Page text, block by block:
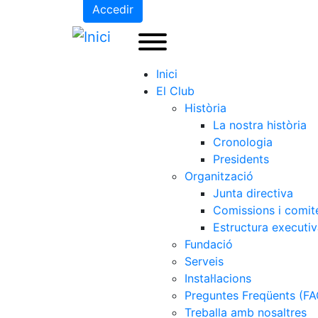
Accedir
Inici
El Club
Història
La nostra història
Cronologia
Presidents
Organització
Junta directiva
Comissions i
Estructura
Fundació
Serveis
Instal·lacions
Preguntes Freqüents
Treballa amb nosaltres